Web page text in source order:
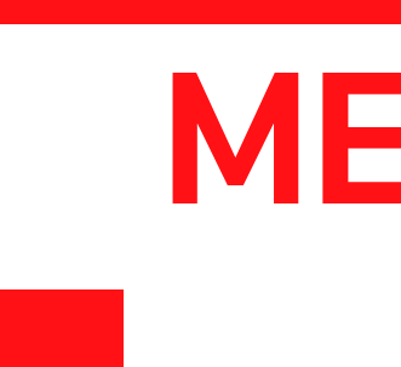
MetaData